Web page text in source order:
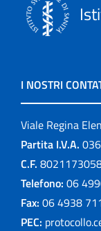
I NOSTRI
Viale Regina
Partita I.V.A.
C.F.
Telefono: 06
Fax: 06 4938
PEC: